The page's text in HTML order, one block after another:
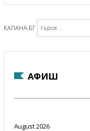
КАПАНА.БГ
АФИШ
August 2026